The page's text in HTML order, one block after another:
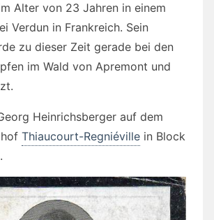
Alter von 23 Jahren in einem
Verdun in Frankreich. Sein
zu dieser Zeit gerade bei den
im Wald von Apremont und
Heinrichsberger auf dem
Thiaucourt-Regniéville in Block